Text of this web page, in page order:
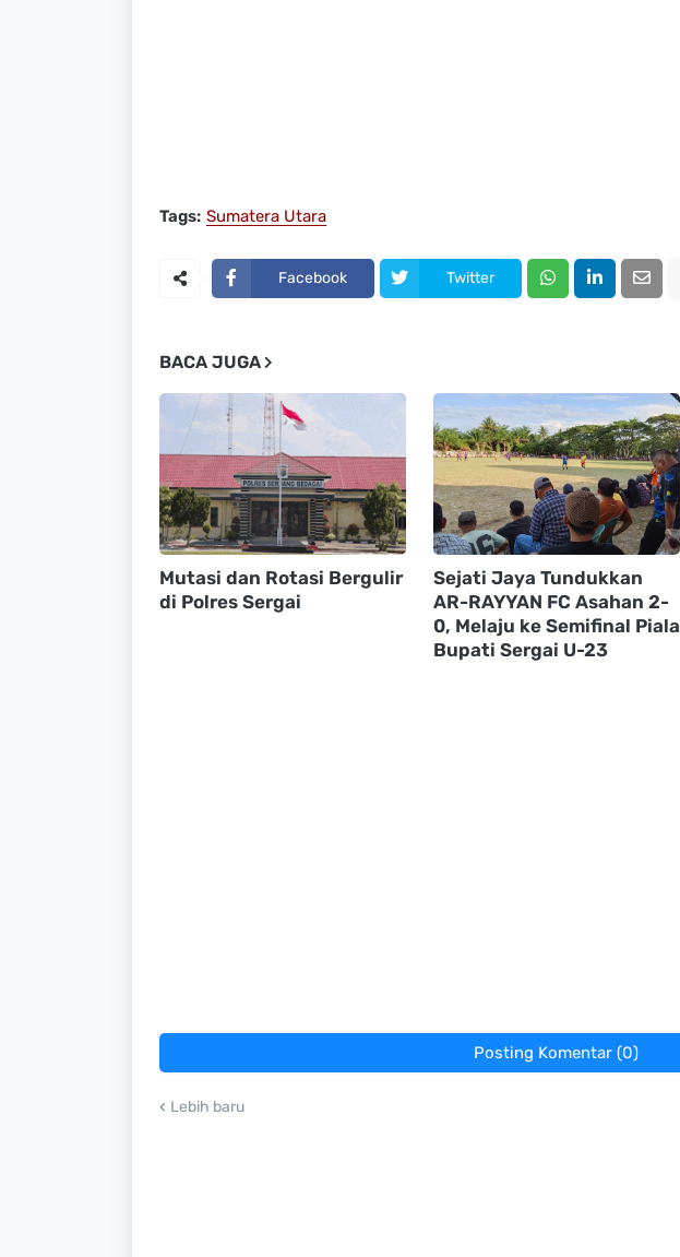
Tags: Sumatera Utara
Facebook Twitter
BACA JUGA
Mutasi dan Rotasi Bergulir
di Polres Sergai
Sejati Jaya Tundukkan
AR-RAYYAN FC Asahan 2-
0, Melaju ke Semifinal Piala
Bupati Sergai U-23
Posting Komentar (0)
Lebih baru